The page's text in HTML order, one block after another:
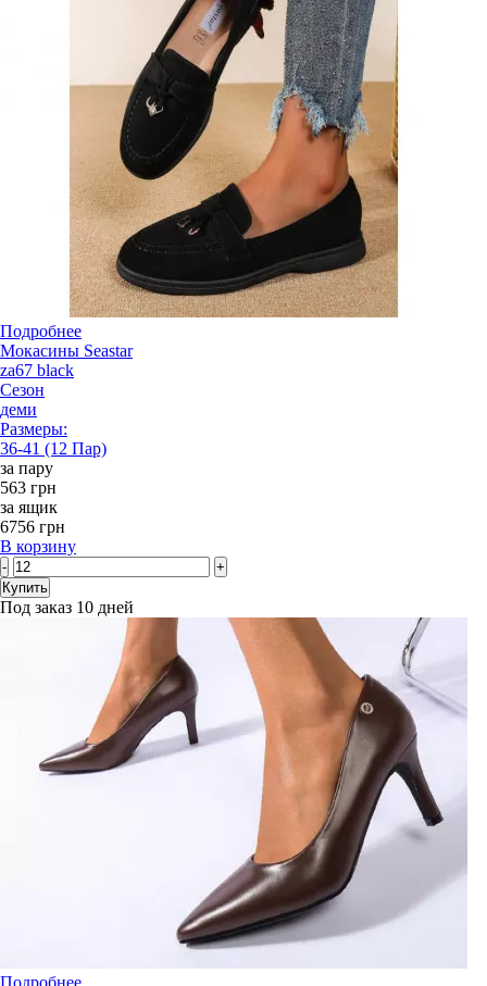
Подробнее
Мокасины Seastar
za67 black
Сезон
деми
Размеры:
36-41 (12 Пар)
за пару
563 грн
за ящик
6756 грн
В корзину
-
+
Купить
Под заказ 10 дней
Подробнее